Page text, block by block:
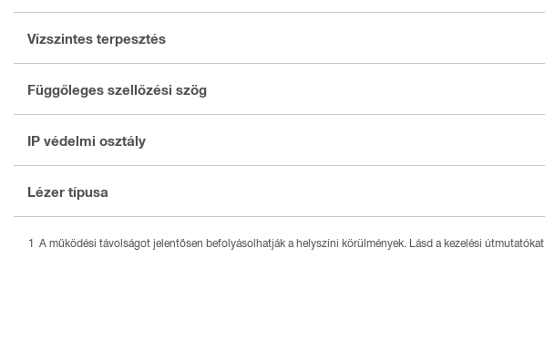
Vízszintes terpesztés
Függőleges szellőzési szög
IP védelmi osztály
Lézer típusa
A működési távolságot jelentősen befolyásolhatják a helyszíni körülmények. Lásd a kezelési útmutatókat.